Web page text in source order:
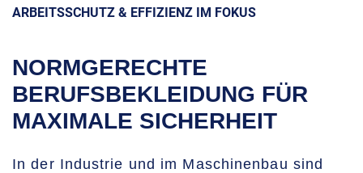
ARBEITSSCHUTZ & EFFIZIENZ IM FOKUS
NORMGERECHTE
BERUFSBEKLEIDUNG FÜR
MAXIMALE SICHERHEIT
In der Industrie und im Maschinenbau sind